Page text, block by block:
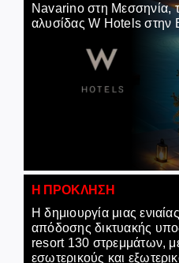
Careers
Navarino στη Μεσσηνία,
αλυσίδας W Hotels στην
Η ΠΡΟΚΛΗΣΗ
Η δημιουργία μιας
απόδοσης δικτυακής
resort 130 στρεμμάτων,
εσωτερικούς και